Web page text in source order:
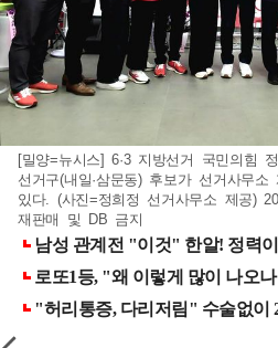
[밀양=뉴시스] 6·3 지방선거 국민의힘
선거구(내일·삼문동) 후보가 선거사무
있다. (사진=정희정 선거사무소 제공)
재판매 및 DB 금지